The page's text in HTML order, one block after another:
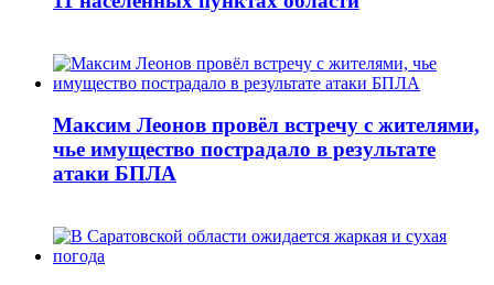
Максим Леонов провёл встречу с жителями,
чье имущество пострадало в результате
атаки БПЛА